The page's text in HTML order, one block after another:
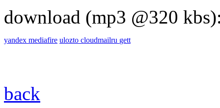
download (mp3 @320
yandex mediafire ulozto cloudmailru gett
back